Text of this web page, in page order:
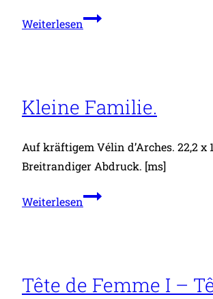
WeiterlesenX-
Kleine Familie.
Auf kräftigem Vélin d’Arches. 22,2 x
Breitrandiger Abdruck. [ms]
WeiterlesenKleine
Tête de Femme I –